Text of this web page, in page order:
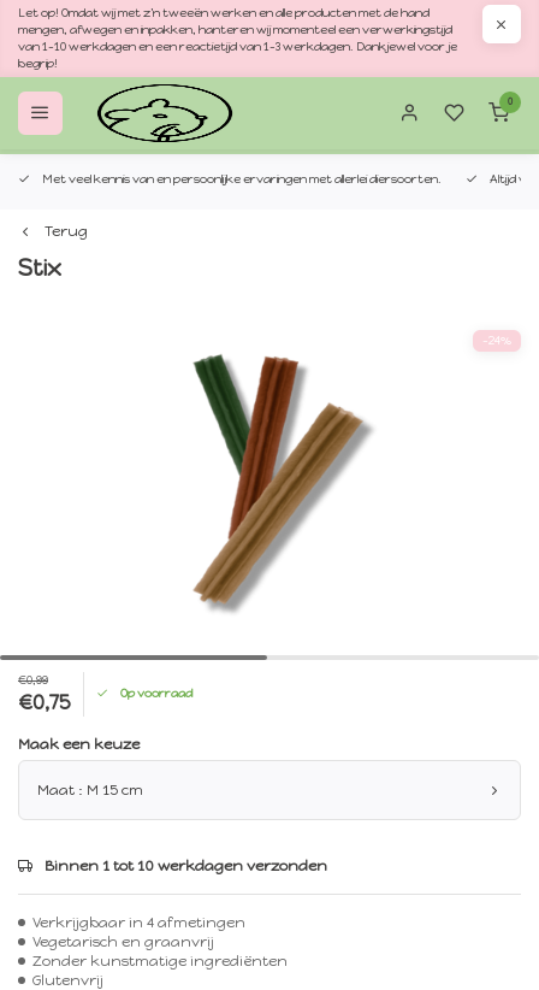
Let op! Omdat wij met z'n tweeën werken en alle producten met de hand
mengen, afwegen en inpakken, hanteren wij momenteel een verwerkingstijd
van 1–10 werkdagen en een reactietijd van 1–3 werkdagen. Dankjewel voor je
begrip!
0
Met veel kennis van en persoonlijke ervaringen met allerlei diersoorten. Altijd
Terug
Stix
-24%
€0,99
€0,75 Op voorraad
Maak een keuze
Maat : M 15 cm
Binnen 1 tot 10 werkdagen verzonden
Verkrijgbaar in 4 afmetingen
Vegetarisch en graanvrij
Zonder kunstmatige ingrediënten
Glutenvrij